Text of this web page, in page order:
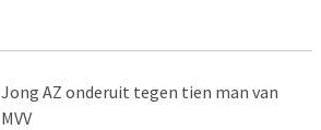
Jong AZ onderuit tegen tien man van
MVV